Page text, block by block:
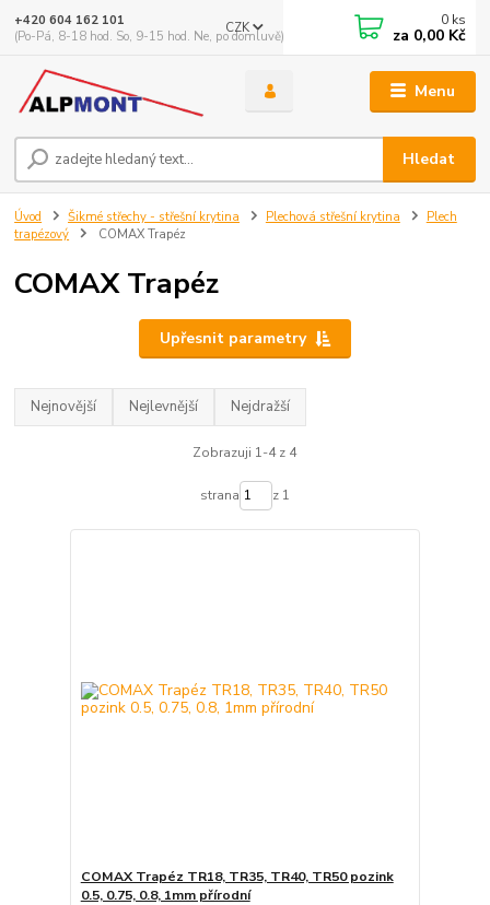
Menu
CZK
Hledat
+420 604 162 101
(Po-Pá, 8-18 hod. So, 9-15 hod. Ne, po domluvě)
0 ks
za 0,00 Kč
Úvod Šikmé střechy - střešní krytina Plechová střešní krytina
Plech
trapézový
COMAX Trapéz
COMAX Trapéz
Upřesnit parametry
Nejnovější Nejlevnější Nejdražší
Zobrazuji 1-4 z 4
strana z 1
COMAX Trapéz TR18, TR35, TR40, TR50 pozink
0.5, 0.75, 0.8, 1mm přírodní